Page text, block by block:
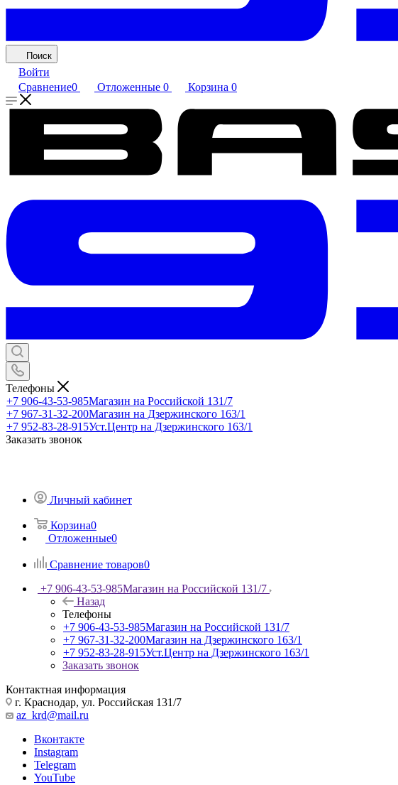
Поиск
Войти
Сравнение0 Отложенные 0 Корзина 0
Телефоны
+7 906-43-53-985Магазин на Российской 131/7
+7 967-31-32-200Магазин на Дзержинского 163/1
+7 952-83-28-915Уст.Центр на Дзержинского 163/1
Заказать звонок
Личный кабинет
Корзина0
Отложенные0
Сравнение товаров0
+7 906-43-53-985Магазин на Российской 131/7
Назад
Телефоны
+7 906-43-53-985Магазин на Российской 131/7
+7 967-31-32-200Магазин на Дзержинского 163/1
+7 952-83-28-915Уст.Центр на Дзержинского 163/1
Заказать звонок
Контактная информация
г. Краснодар, ул. Российская 131/7
az_krd@mail.ru
Вконтакте
Instagram
Telegram
YouTube